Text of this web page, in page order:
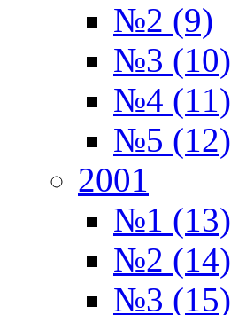
№2 (9)
№3 (10)
№4 (11)
№5 (12)
2001
№1 (13)
№2 (14)
№3 (15)